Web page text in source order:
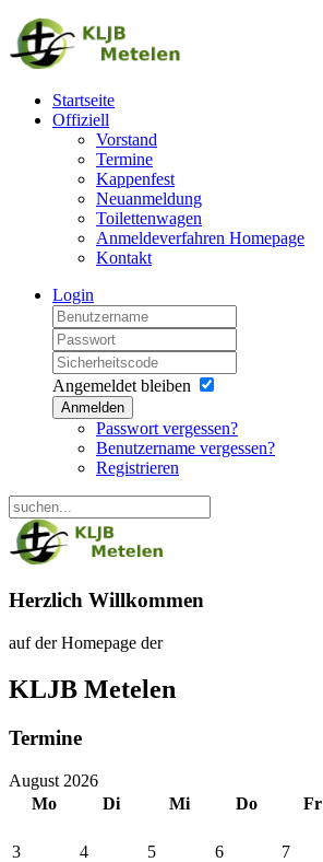
Startseite
Offiziell
Vorstand
Termine
Kappenfest
Neuanmeldung
Toilettenwagen
Anmeldeverfahren Homepage
Kontakt
Login
Angemeldet bleiben
Anmelden
Passwort vergessen?
Benutzername vergessen?
Registrieren
Herzlich Willkommen
auf der Homepage der
KLJB Metelen
Termine
August 2026
Mo
Di Mi Do Fr
3
4 5 6 7